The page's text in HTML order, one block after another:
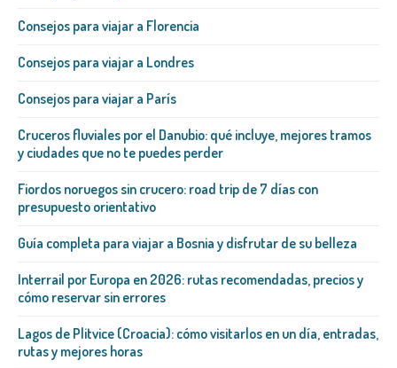
Consejos para viajar a Florencia
Consejos para viajar a Londres
Consejos para viajar a París
Cruceros fluviales por el Danubio: qué incluye, mejores tramos
y ciudades que no te puedes perder
Fiordos noruegos sin crucero: road trip de 7 días con
presupuesto orientativo
Guía completa para viajar a Bosnia y disfrutar de su belleza
Interrail por Europa en 2026: rutas recomendadas, precios y
cómo reservar sin errores
Lagos de Plitvice (Croacia): cómo visitarlos en un día, entradas,
rutas y mejores horas